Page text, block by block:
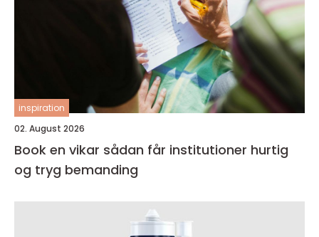
inspiration
02. August 2026
Book en vikar sådan får institutioner hurtig
og tryg bemanding